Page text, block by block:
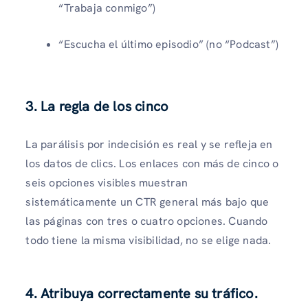
“Trabaja conmigo”)
“Escucha el último episodio” (no “Podcast”)
3. La regla de los cinco
La parálisis por indecisión es real y se refleja en
los datos de clics. Los enlaces con más de cinco o
seis opciones visibles muestran
sistemáticamente un CTR general más bajo que
las páginas con tres o cuatro opciones. Cuando
todo tiene la misma visibilidad, no se elige nada.
4. Atribuya correctamente su tráfico.